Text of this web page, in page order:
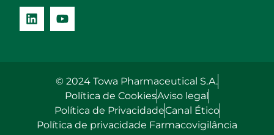
© 2024 Towa Pharmaceutical S.A.
Política de CookiesAviso legal
Política de PrivacidadeCanal Ético
Política de privacidade Farmacovigilância